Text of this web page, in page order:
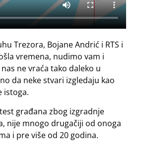
Trezora, Bojane Andrić i RTS i
vremena, nudimo vam i
ne vraća tako daleko u
da neke stvari izgledaju kao
istoga.
građana zbog izgradnje
nije mnogo drugačiji od onoga
i pre više od 20 godina.